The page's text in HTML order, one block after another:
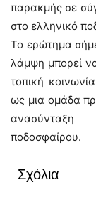
παρακμής σε
στο ελληνικό
Το ερώτημα
λάμψη μπορεί
τοπική
ως μια ομάδα
ανασύνταξη
ποδοσφαίρου.
Σχόλια